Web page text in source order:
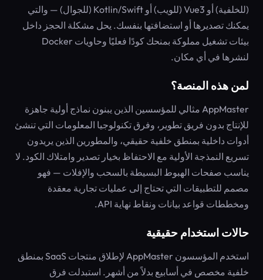
(للخلفية) أو Vue3 (للويب) أو Kotlin/Swift (للجوال) — والتي
يمكنك تصديرها أو استضافتها بنفسك. يحل مشكلة الحجز داخل
بيئات تشغيل مملوكة بمنحك كودًا فعليًا وحاويات Docker
لنشرها في أي مكان.
لمن هذه المنصة؟
AppMaster مثالي للمؤسسين الذين يبنون نماذج أولية جاهزة
للإنتاج بدون فريق تطوير، وفرق تكنولوجيا المعلومات التي تنشئ
أدوات داخلية بمنطق خلفية حقيقي، والمطورين الذين يريدون
تسريع النمذجة الأولية مع الاحتفاظ بخيار تصدير وامتلاك الكود. لا
يناسب صفحات الهبوط البسيطة بالسحب والإفلات — فهو
مصمم للتطبيقات التي تحتاج إلى عمليات تجارية معقدة
ومخططات قواعد بيانات ونقاط نهاية API.
حالات استخدام حقيقية
استخدم المؤسسون AppMaster لإطلاق منتجات SaaS بمنطق
خلفية مخصص في أسابيع بدلاً من أشهر. استبدلت فرق